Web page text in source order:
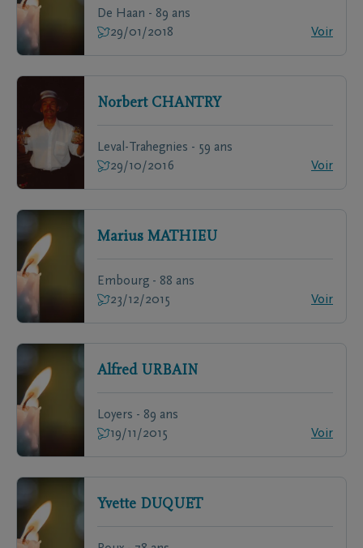
De Haan - 89 ans
29/01/2018
Voir
Norbert CHANTRY
Leval-Trahegnies - 59 ans
29/10/2016
Voir
Marius MATHIEU
Embourg - 88 ans
23/12/2015
Voir
Alfred URBAIN
Loyers - 89 ans
19/11/2015
Voir
Yvette DUQUET